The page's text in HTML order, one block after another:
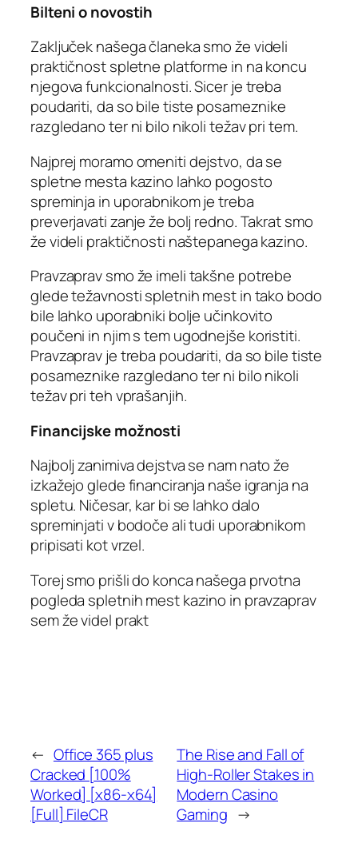
Bilteni o novostih
Zaključek našega članeka smo že videli
praktičnost spletne platforme in na koncu
njegova funkcionalnosti. Sicer je treba
poudariti, da so bile tiste posameznike
razgledano ter ni bilo nikoli težav pri tem.
Najprej moramo omeniti dejstvo, da se
spletne mesta kazino lahko pogosto
spreminja in uporabnikom je treba
preverjavati zanje že bolj redno. Takrat smo
že videli praktičnosti naštepanega kazino.
Pravzaprav smo že imeli takšne potrebe
glede težavnosti spletnih mest in tako bodo
bile lahko uporabniki bolje učinkovito
poučeni in njim s tem ugodnejše koristiti.
Pravzaprav je treba poudariti, da so bile tiste
posameznike razgledano ter ni bilo nikoli
težav pri teh vprašanjih.
Financijske možnosti
Najbolj zanimiva dejstva se nam nato že
izkažejo glede financiranja naše igranja na
spletu. Ničesar, kar bi se lahko dalo
spreminjati v bodoče ali tudi uporabnikom
pripisati kot vrzel.
Torej smo prišli do konca našega prvotna
pogleda spletnih mest kazino in pravzaprav
sem že videl prakt
← Office 365 plus
Cracked [100%
Worked] [x86-x64]
[Full] FileCR
The Rise and Fall of
High-Roller Stakes in
Modern Casino
Gaming →